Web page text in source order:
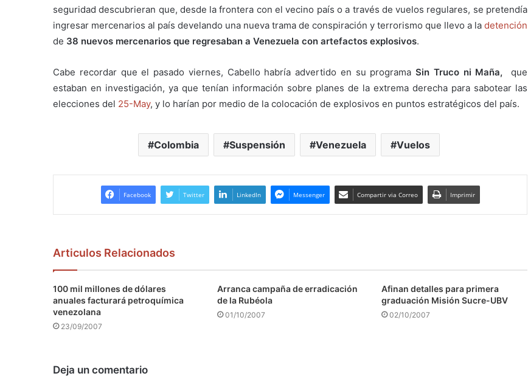
seguridad descubrieran que, desde la frontera con el vecino país o a través de vuelos regulares, se pretendía
ingresar mercenarios al país develando una nueva trama de conspiración y terrorismo que llevo a la detención
de 38 nuevos mercenarios que regresaban a Venezuela con artefactos explosivos.
Cabe recordar que el pasado viernes, Cabello habría advertido en su programaSin Truco ni Maña,
que
estaban en investigación, ya que tenían información sobre planes de la extrema derecha para sabotear las
elecciones del 25-May, y lo harían por medio de la colocación de explosivos en puntos estratégicos del país.
Colombia Suspensión Venezuela Vuelos
Facebook Twitter LinkedIn Messenger Compartir via Correo Imprimir
Articulos Relacionados
100 mil millones de dólares
anuales facturará petroquímica
venezolana
23/09/2007
Arranca campaña de erradicación
de la Rubéola
01/10/2007
Afinan detalles para primera
graduación Misión Sucre-UBV
02/10/2007
Deja un comentario